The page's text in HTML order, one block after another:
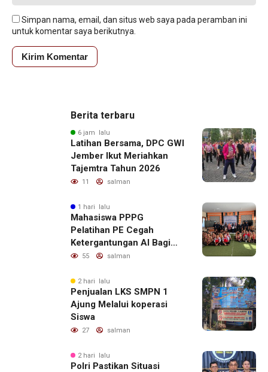
Simpan nama, email, dan situs web saya pada peramban ini
untuk komentar saya berikutnya.
Berita terbaru
6 jam lalu
Latihan Bersama, DPC GWI
Jember Ikut Meriahkan
Tajemtra Tahun 2026
11 salman
1 hari lalu
Mahasiswa PPPG
Pelatihan PE Cegah
Ketergantungan AI Bagi
55 salman
2 hari lalu
Penjualan LKS SMPN 1
Ajung Melalui koperasi
Siswa
27 salman
2 hari lalu
Polri Pastikan Situasi